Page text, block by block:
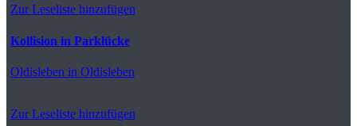
Zur Leseliste hinzufügen
Kollision in Parklücke
Oldisleben in Oldisleben
Zur Leseliste hinzufügen